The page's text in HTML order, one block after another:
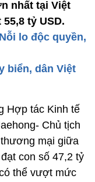
nhất tại Việt
tỷ USD.
lo độc quyền,
biển, dân Việt
Hợp tác Kinh tế
Chủ tịch
mại giữa
con số 47,2 tỷ
thể vượt mức